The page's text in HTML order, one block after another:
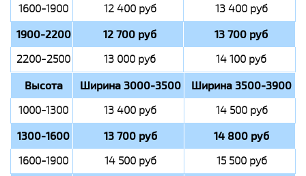
1600-1900 12 400 руб 13 400 руб
1900-2200 12 700 руб 13 700 руб
2200-2500 13 000 руб 14 100 руб
Высота Ширина 3000-3500 Ширина 3500-3900
1000-1300 13 400 руб 14 500 руб
1300-1600 13 700 руб 14 800 руб
1600-1900 14 500 руб 15 500 руб